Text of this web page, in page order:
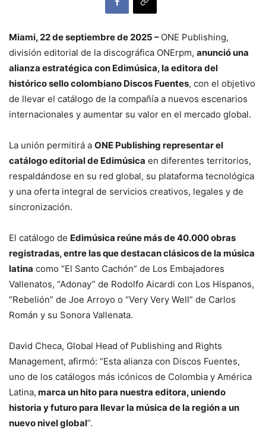
Miami, 22 de septiembre de 2025 – ONE Publishing,
división editorial de la discográfica ONErpm, anunció una
alianza estratégica con Edimúsica, la editora del
histórico sello colombiano Discos Fuentes, con el objetivo
de llevar el catálogo de la compañía a nuevos escenarios
internacionales y aumentar su valor en el mercado global.
La unión permitirá a ONE Publishing representar el
catálogo editorial de Edimúsica en diferentes territorios,
respaldándose en su red global, su plataforma tecnológica
y una oferta integral de servicios creativos, legales y de
sincronización.
El catálogo de Edimúsica reúne más de 40.000 obras
registradas, entre las que destacan clásicos de la música
latina como “El Santo Cachón” de Los Embajadores
Vallenatos, “Adonay” de Rodolfo Aicardi con Los Hispanos,
“Rebelión” de Joe Arroyo o “Very Very Well” de Carlos
Román y su Sonora Vallenata.
David Checa, Global Head of Publishing and Rights
Management, afirmó: “Esta alianza con Discos Fuentes,
uno de los catálogos más icónicos de Colombia y América
Latina, marca un hito para nuestra editora, uniendo
historia y futuro para llevar la música de la región a un
nuevo nivel global”.